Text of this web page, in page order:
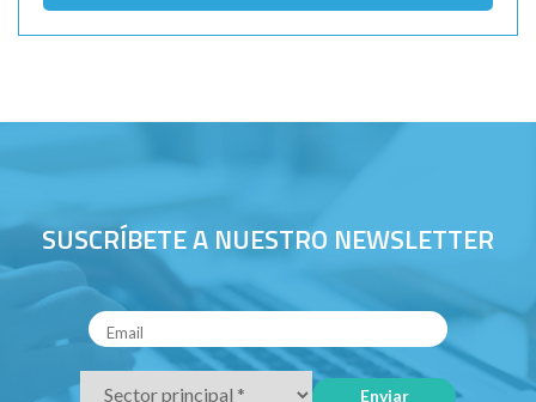
SUSCRÍBETE A NUESTRO NEWSLETTER